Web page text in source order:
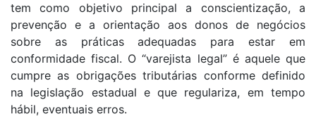
tem como objetivo principal a conscientização, a
prevenção e a orientação aos donos de negócios
sobre as práticas adequadas para estar em
conformidade fiscal. O “varejista legal” é aquele que
cumpre as obrigações tributárias conforme definido
na legislação estadual e que regulariza, em tempo
hábil, eventuais erros.